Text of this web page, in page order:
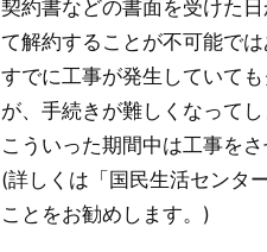
契約書などの書面を受けた
て解約することが不可能では
すでに工事が発生していて
が、手続きが難しくなって
こういった期間中は工事を
(詳しくは「国民生活センタ
ことをお勧めします。)